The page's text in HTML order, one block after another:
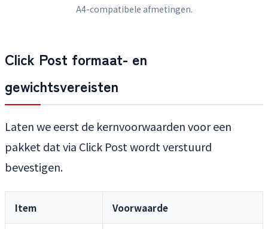
A4-compatibele afmetingen.
Click Post formaat- en
gewichtsvereisten
Laten we eerst de kernvoorwaarden voor een
pakket dat via Click Post wordt verstuurd
bevestigen.
Item Voorwaarde